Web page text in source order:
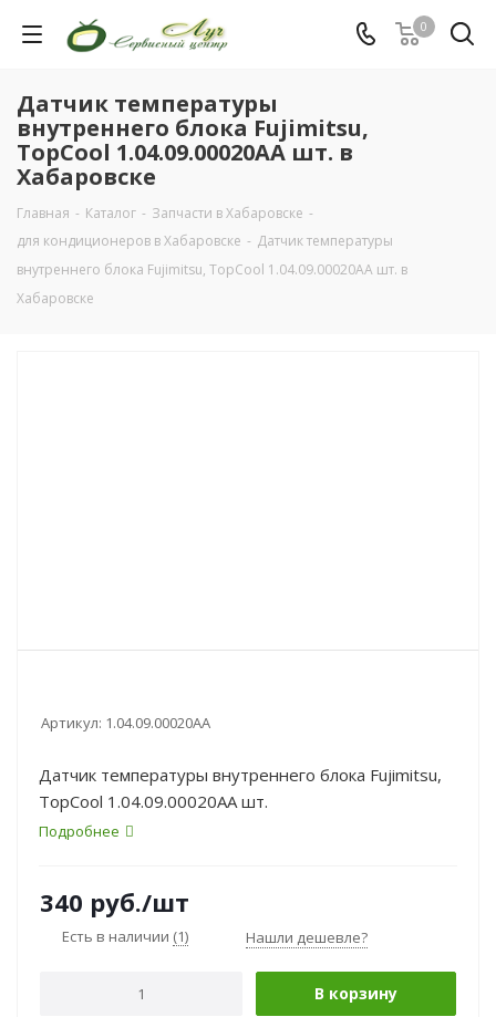
0
Датчик температуры
внутреннего блока Fujimitsu,
TopCool 1.04.09.00020AA шт. в
Хабаровске
Главная - Каталог - Запчасти в Хабаровске -
для кондиционеров в Хабаровске - Датчик температуры
внутреннего блока Fujimitsu, TopCool 1.04.09.00020AA шт. в
Хабаровске
Артикул: 1.04.09.00020AA
Датчик температуры внутреннего блока Fujimitsu,
TopCool 1.04.09.00020AA шт.
Подробнее
340 руб./шт
Есть в наличии (1) Нашли дешевле?
В корзину